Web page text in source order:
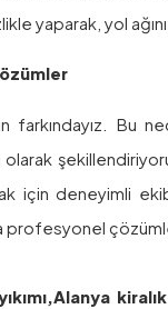
yaparak, yol
farkındayız. Bu
için deneyimli
profesyonel
Alanya